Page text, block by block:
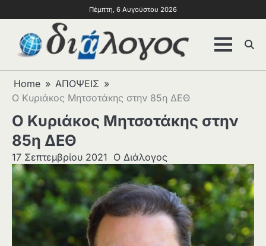
Πέμπτη, 6 Αυγούστου 2026
Home
ΑΠΟΨΕΙΣ
Ο Κυριάκος Μητσοτάκης στην 85η ΔΕΘ
Ο Κυριάκος Μητσοτάκης στην
85η ΔΕΘ
17 Σεπτεμβρίου 2021 Ο Διάλογος